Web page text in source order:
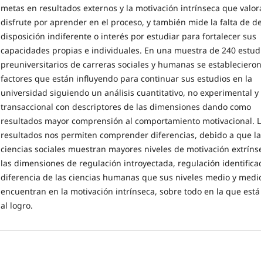
metas en resultados externos y la motivación intrínseca que
disfrute por aprender en el proceso, y también mide la falta de
disposición indiferente o interés por estudiar para fortalecer sus
capacidades propias e individuales. En una muestra de 240
preuniversitarios de carreras sociales y humanas se
factores que están influyendo para continuar sus estudios en la
universidad siguiendo un análisis cuantitativo, no experimental y
transaccional con descriptores de las dimensiones dando como
resultados mayor comprensión al comportamiento motivacional.
resultados nos permiten comprender diferencias, debido a que
ciencias sociales muestran mayores niveles de motivación
las dimensiones de regulación introyectada, regulación
diferencia de las ciencias humanas que sus niveles medio y
encuentran en la motivación intrínseca, sobre todo en la que
al logro.